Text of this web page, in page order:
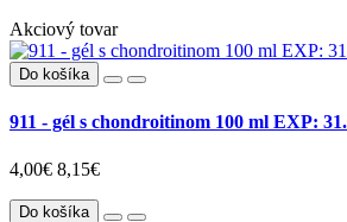
Akciový tovar
Do košíka
911 - gél s chondroitinom 100 ml EXP:
4,00€ 8,15€
Do košíka